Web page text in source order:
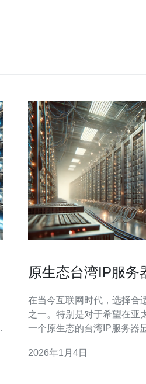
原生态台湾IP服务
在当今互联网时代，选择合
之一。特别是对于希望在亚
一个原生态的台湾IP服务器
位置，成为许多企业的首选
2026年1月4日